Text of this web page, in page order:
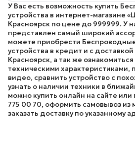
У Вас есть возможность купить
устройства в интернет-магазине
Красноярск по цене до 999999. У
представлен самый широкий
можете приобрести
устройства в кредит и с
Красноярск, а так же
техническими характеристиками,
видео, сравнить устройство с
узнать о наличии техники в
можно купить онлайн на сайте
775 00 70, оформить самовывоз из
заказать доставку по указанному